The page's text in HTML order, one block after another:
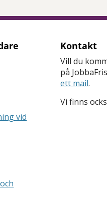
vid
Kontakt
Vill du
på
ett mail.
Vi finns